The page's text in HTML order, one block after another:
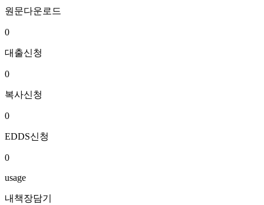
원문다운로드
0
대출신청
0
복사신청
0
EDDS신청
0
usage
내책장담기